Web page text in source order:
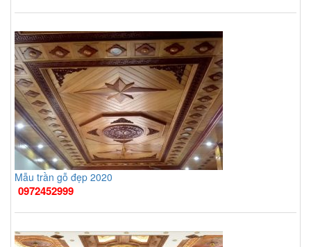
Mẫu trần gỗ đẹp 2020
0972452999